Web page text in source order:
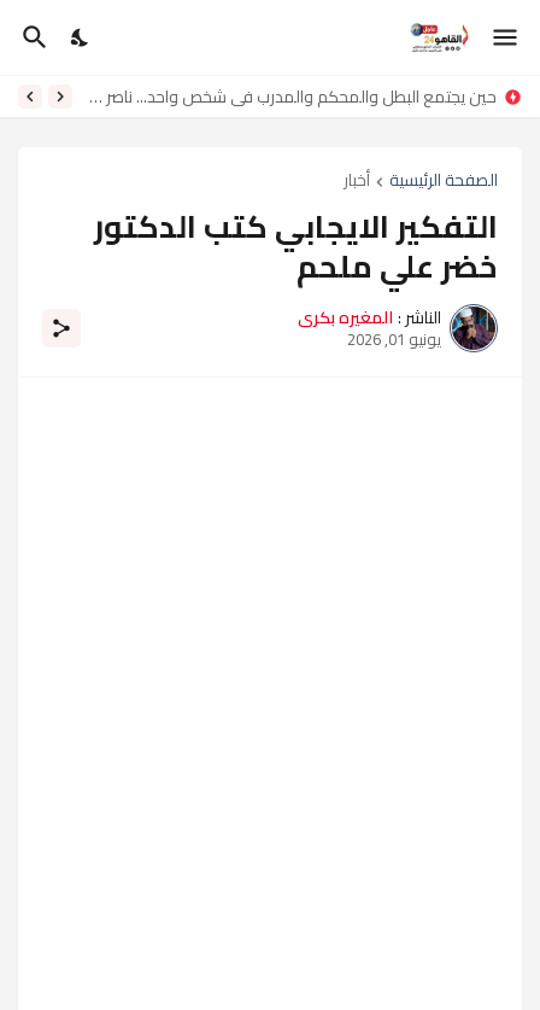
حين يجتمع البطل والمحكم والمدرب في شخص واحد... ناصر لامي ناصر
الصفحة الرئيسية أخبار
التفكير الايجابي كتب الدكتور
خضر علي ملحم
الناشر :المغيره بكرى
يونيو 01, 2026